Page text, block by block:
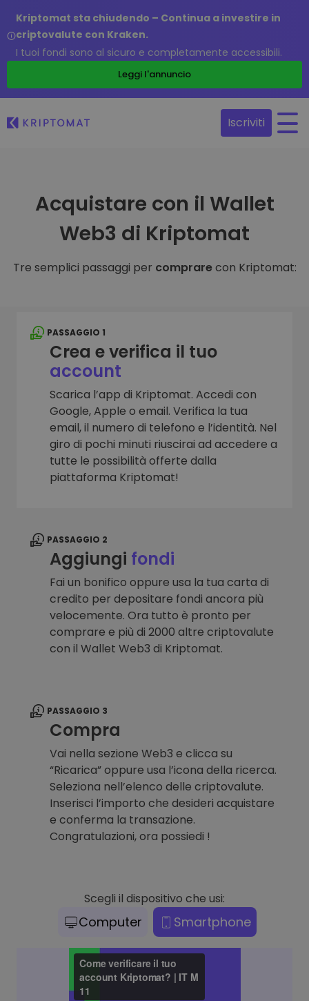
Kriptomat sta chiudendo – Continua a investire in
criptovalute con Kraken.
I tuoi fondi sono al sicuro e completamente accessibili.
Leggi l'annuncio
Iscriviti
Acquistare con il Wallet
Web3 di Kriptomat
Tre semplici passaggi per comprarecon Kriptomat:
PASSAGGIO 1
Crea e verifica il tuo
account
Scarica l’app di Kriptomat. Accedi con
Google, Apple o email. Verifica la tua
email, il numero di telefono e l’identità. Nel
giro di pochi minuti riuscirai ad accedere a
tutte le possibilità offerte dalla
piattaforma Kriptomat!
PASSAGGIO 2
Aggiungi fondi
Fai un bonifico oppure usa la tua carta di
credito per depositare fondi ancora più
velocemente. Ora tutto è pronto per
comprare e più di 2000 altre criptovalute
con il Wallet Web3 di Kriptomat.
PASSAGGIO 3
Compra
Vai nella sezione Web3 e clicca su
“Ricarica” oppure usa l’icona della ricerca.
Seleziona nell’elenco delle criptovalute.
Inserisci l’importo che desideri acquistare
e conferma la transazione.
Congratulazioni, ora possiedi !
Scegli il dispositivo che usi:
Computer Smartphone